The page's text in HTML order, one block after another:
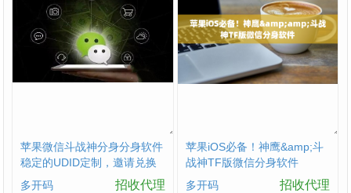
苹果微信斗战神分身分身软件
稳定的UDID定制，邀请兑换
码购买
多开码 招收代理
苹果iOS必备！神鹰&amp;斗
战神TF版微信分身软件
多开码
招收代理